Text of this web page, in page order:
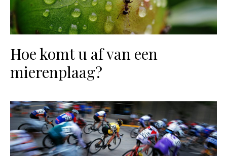
Hoe komt u af van een
mierenplaag?